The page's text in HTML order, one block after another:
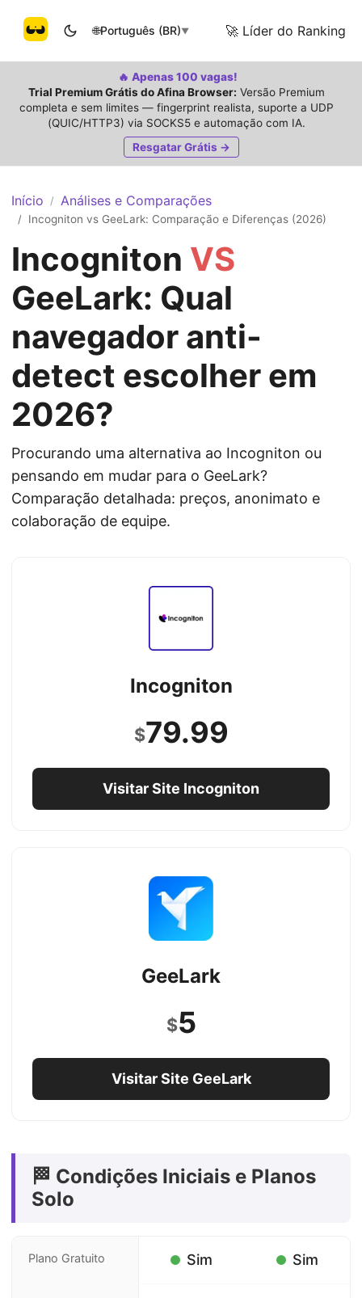
🌐Português (BR)▼ 🚀 Líder do Ranking
🔥 Apenas 100 vagas!
Trial Premium Grátis do Afina Browser: Versão Premium
completa e sem limites — fingerprint realista, suporte a UDP
(QUIC/HTTP3) via SOCKS5 e automação com IA.
Resgatar Grátis →
Início / Análises e Comparações
/ Incogniton vs GeeLark: Comparação e Diferenças (2026)
Incogniton VS
GeeLark: Qual
navegador anti-
detect escolher em
2026?
Procurando uma alternativa ao Incogniton ou
pensando em mudar para o GeeLark?
Comparação detalhada: preços, anonimato e
colaboração de equipe.
Incogniton
$79.99
Visitar Site Incogniton
GeeLark
$5
Visitar Site GeeLark
🏁 Condições Iniciais e Planos
Solo
Plano Gratuito Sim Sim